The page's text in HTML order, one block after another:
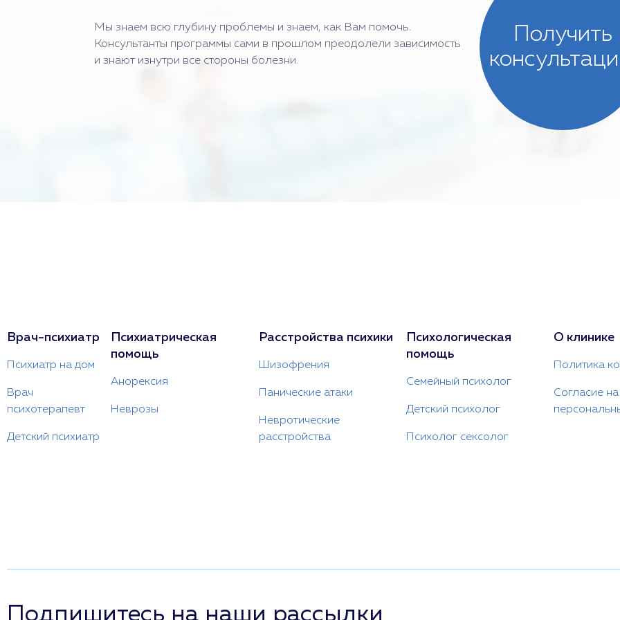
Мы знаем всю глубину проблемы и знаем, как Вам помочь.
Консультанты программы сами в прошлом преодолели зависимость
и знают изнутри все стороны болезни.
Получить
Врач-психиатр
Психиатр на дом
Врач
психотерапевт
Детский психиатр
Психиатрическая
помощь
Анорексия
Неврозы
Расстройства психики
Шизофрения
Панические атаки
Невротические
расстройства
Психологическая
помощь
Семейный психолог
Детский психолог
Психолог сексолог
О клинике
Политика
Согласие
Подпишитесь на наши рассылки